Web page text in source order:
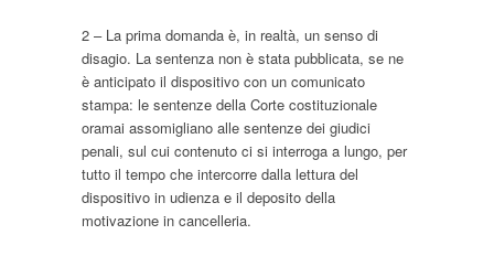
2 – La prima domanda è, in realtà, un senso di
disagio. La sentenza non è stata pubblicata, se ne
è anticipato il dispositivo con un comunicato
stampa: le sentenze della Corte costituzionale
oramai assomigliano alle sentenze dei giudici
penali, sul cui contenuto ci si interroga a lungo, per
tutto il tempo che intercorre dalla lettura del
dispositivo in udienza e il deposito della
motivazione in cancelleria.